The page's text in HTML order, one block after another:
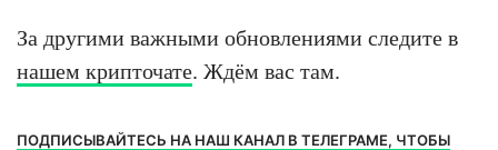
За другими важными обновлениями следите в
нашем крипточате. Ждём вас там.
ПОДПИСЫВАЙТЕСЬ НА НАШ КАНАЛ В ТЕЛЕГРАМЕ, ЧТОБЫ